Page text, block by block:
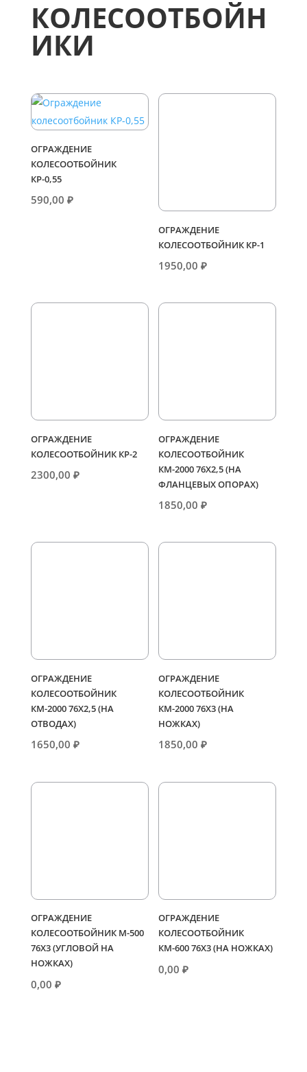
КОЛЕСООТБОЙН
ИКИ
ОГРАЖДЕНИЕ
КОЛЕСООТБОЙНИК
КР-0,55
590,00 ₽
ОГРАЖДЕНИЕ
КОЛЕСООТБОЙНИК КР-1
1950,00₽
ОГРАЖДЕНИЕ
КОЛЕСООТБОЙНИК КР-2
2300,00 ₽
ОГРАЖДЕНИЕ
КОЛЕСООТБОЙНИК
КМ-2000 76Х2,5 (НА
ФЛАНЦЕВЫХ ОПОРАХ)
1850,00₽
ОГРАЖДЕНИЕ
КОЛЕСООТБОЙНИК
КМ-2000 76Х2,5 (НА
ОТВОДАХ)
1650,00 ₽
ОГРАЖДЕНИЕ
КОЛЕСООТБОЙНИК
КМ-2000 76Х3 (НА
НОЖКАХ)
1850,00₽
ОГРАЖДЕНИЕ
КОЛЕСООТБОЙНИК М-500
76Х3 (УГЛОВОЙ НА
НОЖКАХ)
0,00 ₽
ОГРАЖДЕНИЕ
КОЛЕСООТБОЙНИК
КМ-600 76Х3 (НА НОЖКАХ)
0,00₽